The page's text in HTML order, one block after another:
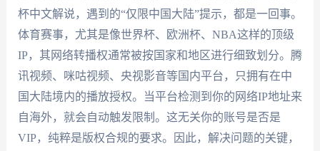
杯中文解说，遇到的“仅限中国大陆”提示，都是一回事。
体育赛事，尤其是像世界杯、欧洲杯、NBA这样的顶级
IP，其网络转播权通常被按国家和地区进行细致划分。腾
讯视频、咪咕视频、央视影音等国内平台，只拥有在中
国大陆境内的播放授权。当平台检测到你的网络IP地址来
自海外，就会自动触发限制。这无关你的账号是否是
VIP，纯粹是版权合规的要求。因此，解决问题的关键，